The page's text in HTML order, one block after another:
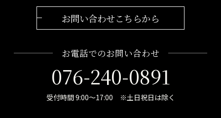
お問い合わせこちらから
お電話でのお問い合わせ
076-240-0891
受付時間 9:00～17:00 ※土日祝日は除く